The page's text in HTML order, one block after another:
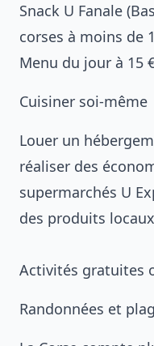
Snack U Fanale
corses à moins de
Menu du jour à 15
Cuisiner soi-même
Louer un
réaliser des
supermarchés U
des produits
Activités gratuites
Randonnées et